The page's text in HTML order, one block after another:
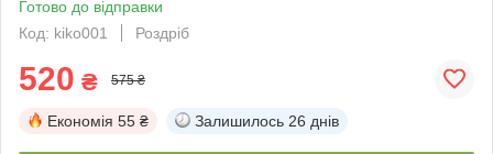
Готово до відправки
Код: kiko001
Роздріб
520 ₴ 575 ₴
Економія 55 ₴ Залишилось 26 днів